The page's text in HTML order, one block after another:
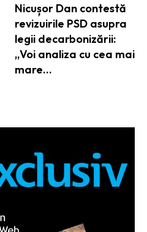
Nicușor Dan contestă
revizuirile PSD asupra
legii decarbonizării:
„Voi analiza cu cea mai
mare…